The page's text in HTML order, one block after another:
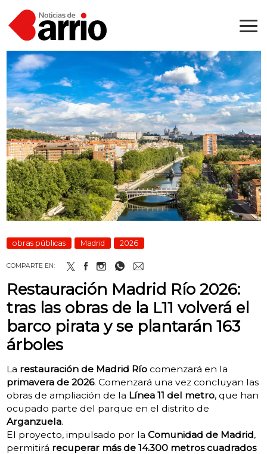
obras públicas Madrid 2026
COMPARTE EN:
Restauración Madrid Río 2026:
tras las obras de la L11 volverá el
barco pirata y se plantarán 163
árboles
La restauración de Madrid Ríocomenzará en la
primavera de 2026. Comenzará una vez concluyan las
obras de ampliación de la Línea 11 del metro, que han
ocupado parte del parque en el distrito de
Arganzuela.
El proyecto, impulsado por la Comunidad de Madrid,
permitirá recuperar más de 14.300 metros cuadrados